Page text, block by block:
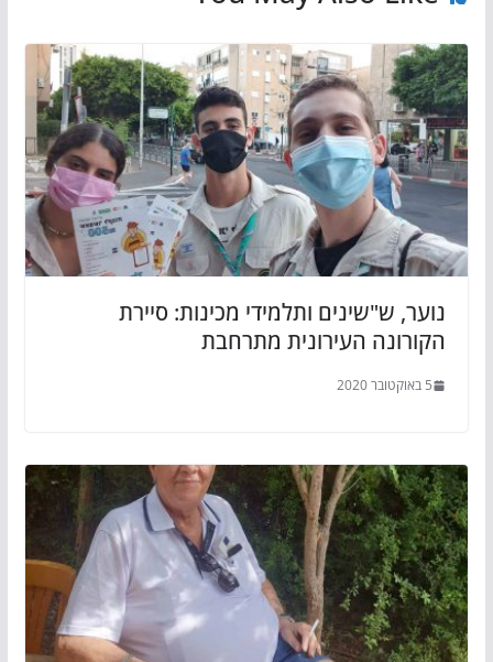
נוער, ש"שינים ותלמידי מכינות: סיירת
הקורונה העירונית מתרחבת
5 באוקטובר 2020